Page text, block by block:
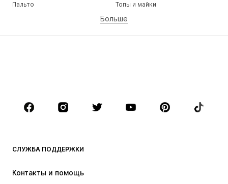
Пальто
Топы и майки
Белье
Юбки
Блузки и туники
Аксессуары
Премиум
НОВИНКИ
Больше
СЛУЖБА ПОДДЕРЖКИ
Контакты и помощь